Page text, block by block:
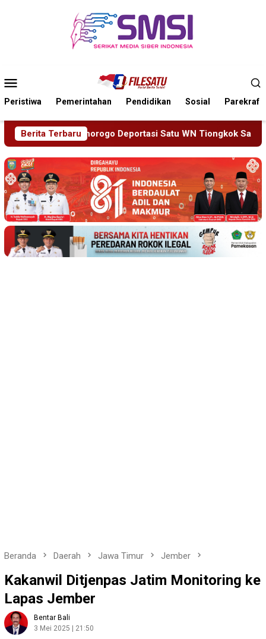
Mobile
Peristiwa Pemerintahan Pendidikan Sosial Parekraf
Berita Terbaru
WN Tiongkok Salahgunakan Ijin Tinggal 19 Siswa
Beranda Daerah Jawa Timur Jember
Kakanwil Ditjenpas Jatim Monitoring ke
Lapas Jember
Bentar Bali
3 Mei 2025 | 21:50